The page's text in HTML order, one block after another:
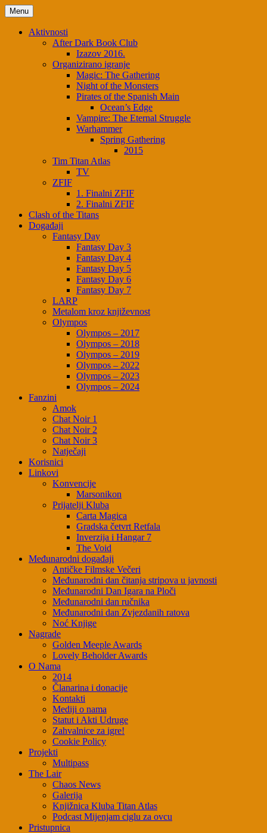
Skip
to
content
Menu
Aktivnosti
After Dark Book Club
Izazov 2016.
Organizirano igranje
Magic: The Gathering
Night of the Monsters
Pirates of the Spanish Main
Ocean’s Edge
Vampire: The Eternal Struggle
Warhammer
Spring Gathering
2015
Tim Titan Atlas
TV
ZFIF
1. Finalni ZFIF
2. Finalni ZFIF
Clash of the Titans
Događaji
Fantasy Day
Fantasy Day 3
Fantasy Day 4
Fantasy Day 5
Fantasy Day 6
Fantasy Day 7
LARP
Metalom kroz književnost
Olympos
Olympos – 2017
Olympos – 2018
Olympos – 2019
Olympos – 2022
Olympos – 2023
Olympos – 2024
Fanzini
Amok
Chat Noir 1
Chat Noir 2
Chat Noir 3
Natječaji
Korisnici
Linkovi
Konvencije
Marsonikon
Prijatelji Kluba
Carta Magica
Gradska četvrt Retfala
Inverzija i Hangar 7
The Void
Međunarodni događaji
Antičke Filmske Večeri
Međunarodni dan čitanja stripova u javnosti
Međunarodni Dan Igara na Ploči
Međunarodni dan ručnika
Međunarodni dan Zvjezdanih ratova
Noć Knjige
Nagrade
Golden Meeple Awards
Lovely Beholder Awards
O Nama
2014
Članarina i donacije
Kontakti
Mediji o nama
Statut i Akti Udruge
Zahvalnice za igre!
Cookie Policy
Projekti
Multipass
The Lair
Chaos News
Galerija
Knjižnica Kluba Titan Atlas
Podcast Mijenjam ciglu za ovcu
Pristupnica